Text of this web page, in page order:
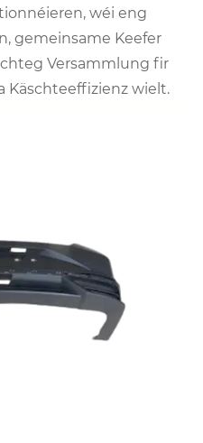
wéi eng
gemeinsame Keefer
Versammlung fir
Käschteeffizienz wielt.